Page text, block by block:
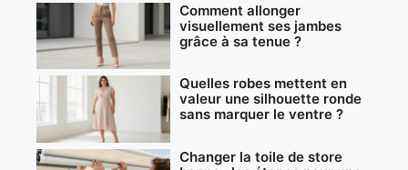
Comment allonger
visuellement ses jambes
grâce à sa tenue ?
Quelles robes mettent en
valeur une silhouette ronde
sans marquer le ventre ?
Changer la toile de store